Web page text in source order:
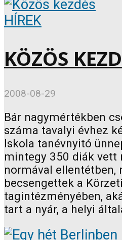
HÍREK
KÖZÖS
2008-08-29
Bár nagymértékben
száma tavalyi évhez
Iskola tanévnyitó
mintegy 350 diák vett
normával ellentétben,
becsengettek a
tagintézményében,
tart a nyár, a helyi